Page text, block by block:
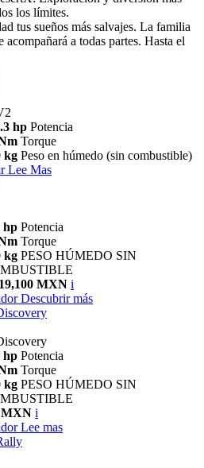
los límites.
tus sueños más salvajes. La familia
acompañará a todas partes. Hasta el
hp Potencia
Torque
kg Peso en húmedo (sin combustible)
Lee Mas
hp Potencia
Torque
kg PESO HÚMEDO SIN
MXN i
Descubrir más
hp Potencia
Torque
kg PESO HÚMEDO SIN
MXN i
Lee mas